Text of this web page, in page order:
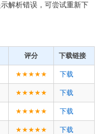
解析错误，可尝试重新下
评分 下载链接
★★★★★ 下载
★★★★★ 下载
★★★★★ 下载
★★★★★ 下载